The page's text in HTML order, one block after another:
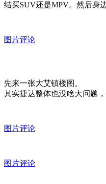
结买SUV还是MPV。然后身
图片评论
先来一张大艾镇楼图。
其实捷达整体也没啥大问题
图片评论
图片评论